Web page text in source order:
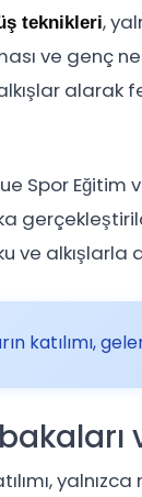
teknikleri,
ve genç
Spor
ve alkışlarla
katılımı,